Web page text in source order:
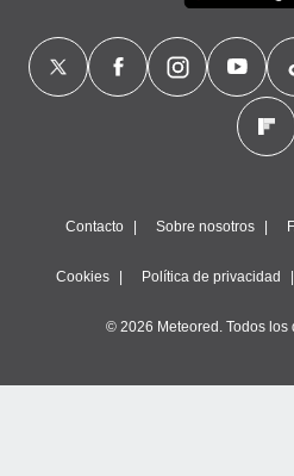
Contacto Sobre nosotros
Cookies Política de privacidad
© 2026 Meteored. Todos los